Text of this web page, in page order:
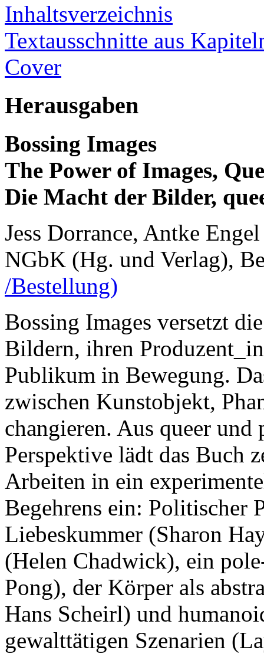
Inhaltsverzeichnis
Textausschnitte aus
Cover
Herausgaben
Bossing Images
The Power of Images,
Die Macht der Bilder,
Jess Dorrance, Antke
NGbK (Hg. und Verlag),
/Bestellung)
Bossing Images versetzt
Bildern, ihren
Publikum in Bewegung.
zwischen Kunstobjekt,
changieren. Aus queer
Perspektive lädt das Buch
Arbeiten in ein
Begehrens ein: Politischer
Liebeskummer (Sharon
(Helen Chadwick), ein
Pong), der Körper als
Hans Scheirl) und
gewalttätigen Szenarien